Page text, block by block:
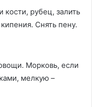
рубец, залить
Снять пену.
Морковь, если
мелкую –